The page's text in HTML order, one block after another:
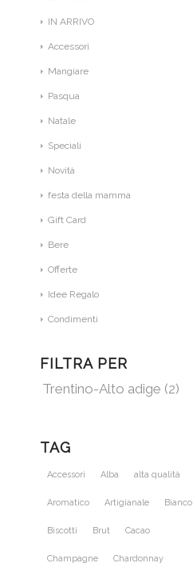
IN ARRIVO
Accessori
Mangiare
Pasqua
Natale
Speciali
Novità
festa della mamma
Gift Card
Bere
Offerte
Idee Regalo
Condimenti
FILTRA PER
Trentino-Alto adige (2)
TAG
Accessori Alba alta qualità
Aromatico Artigianale Bianco
Biscotti Brut Cacao
Champagne Chardonnay